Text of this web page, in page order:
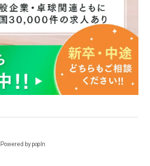
Powered by popIn